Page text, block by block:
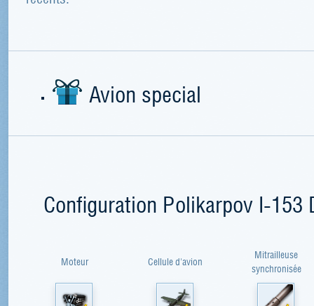
Avion special
Configuration Polikarpov I-153
Moteur Cellule d'avion
Mitrailleuse
synchronisée